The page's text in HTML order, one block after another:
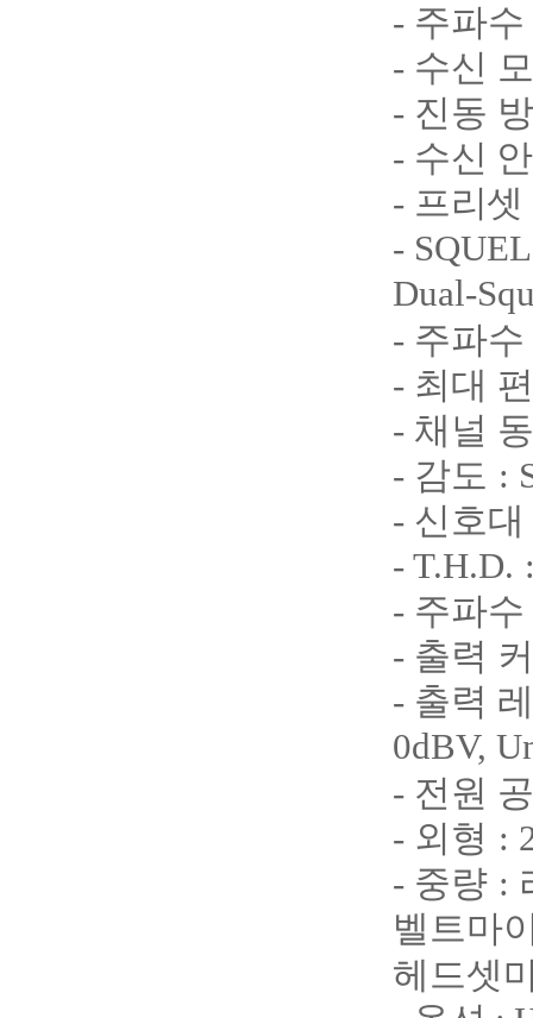
- 주파
- 수신
- 진동
- 수신
- 프리셋
-
Dual-
- 주파
- 최대
- 채널
- 감도 :
- 신호
- T.H.D.
- 주파
- 출력
- 출력
0dBV,
- 전원
- 외형 :
- 중량 :
벨트마
헤드셋